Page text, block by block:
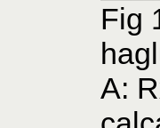
Fig
A: